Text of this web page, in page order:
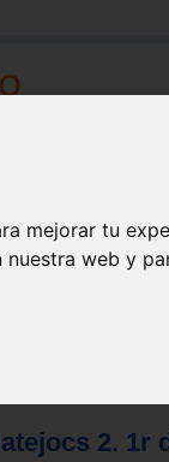
mejorar tu
web y
2. 1r